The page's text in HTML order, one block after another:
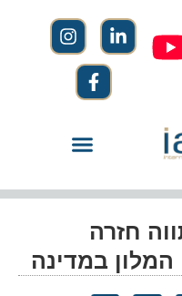
חזרה
במדינה